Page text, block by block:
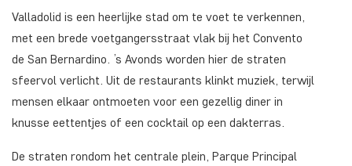
Valladolid is een heerlijke stad om te voet te verkennen,
met een brede voetgangersstraat vlak bij het Convento
de San Bernardino. ’s Avonds worden hier de straten
sfeervol verlicht. Uit de restaurants klinkt muziek, terwijl
mensen elkaar ontmoeten voor een gezellig diner in
knusse eettentjes of een cocktail op een dakterras.
De straten rondom het centrale plein, Parque Principal